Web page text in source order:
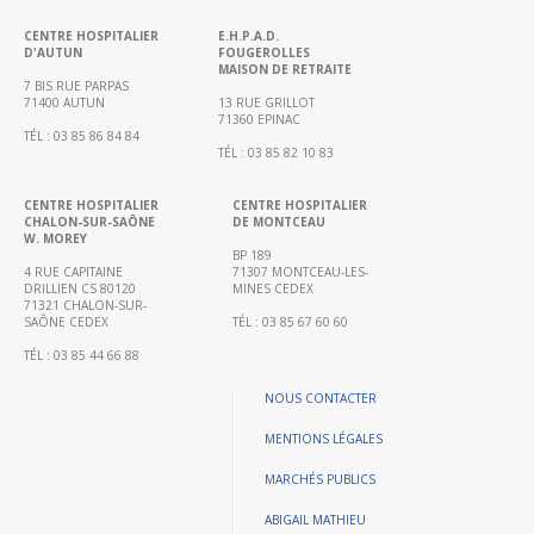
CH
les
Coordination
Hospitalière
de
Prélèvements
d’organes
et
CENTRE HOSPITALIER
D'AUTUN
7 BIS RUE PARPAS
71400 AUTUN
TÉL : 03 85 86 84 84
E.H.P.A.D.
FOUGEROLLES
MAISON DE RETRAITE
13 RUE GRILLOT
71360 EPINAC
TÉL : 03 85 82 10 83
CENTRE HOSPITALIER
CHALON-SUR-SAÔNE
W. MOREY
4 RUE CAPITAINE
DRILLIEN CS 80120
71321 CHALON-SUR-
SAÔNE CEDEX
TÉL : 03 85 44 66 88
CENTRE HOSPITALIER
DE MONTCEAU
BP 189
71307 MONTCEAU-LES-
MINES CEDEX
TÉL : 03 85 67 60 60
NOUS CONTACTER
MENTIONS LÉGALES
MARCHÉS PUBLICS
ABIGAIL MATHIEU